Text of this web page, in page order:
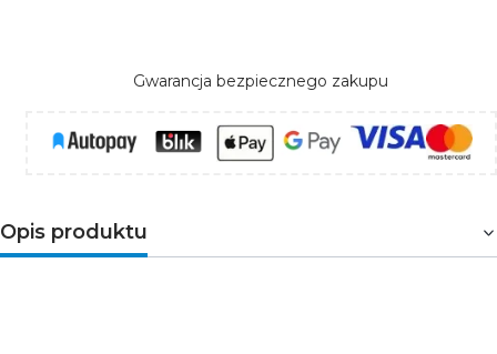
Gwarancja bezpiecznego zakupu
Opis produktu